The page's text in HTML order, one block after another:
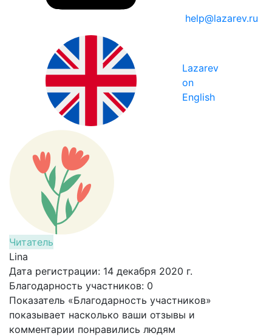
help@lazarev.ru
Lazarev
on
English
Читатель
Lina
Дата регистрации: 14 декабря 2020 г.
Благодарность участников: 0
Показатель «Благодарность участников»
показывает насколько ваши отзывы и
комментарии понравились людям